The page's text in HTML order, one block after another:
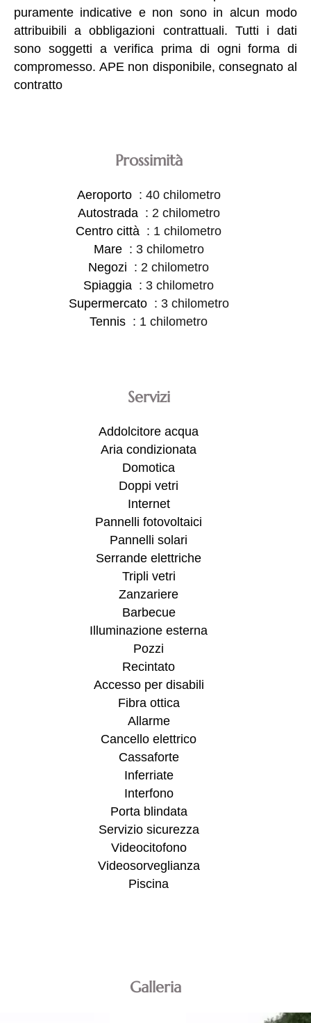
puramente indicative e non sono in alcun modo
attribuibili a obbligazioni contrattuali. Tutti i dati
sono soggetti a verifica prima di ogni forma di
compromesso. APE non disponibile, consegnato al
contratto
Prossimità
Aeroporto
40 chilometro
Autostrada
2 chilometro
Centro città
1 chilometro
Mare
3 chilometro
Negozi
2 chilometro
Spiaggia
3 chilometro
Supermercato
3 chilometro
Tennis
1 chilometro
Servizi
Addolcitore acqua
Aria condizionata
Domotica
Doppi vetri
Internet
Pannelli fotovoltaici
Pannelli solari
Serrande elettriche
Tripli vetri
Zanzariere
Barbecue
Illuminazione esterna
Pozzi
Recintato
Accesso per disabili
Fibra ottica
Allarme
Cancello elettrico
Cassaforte
Inferriate
Interfono
Porta blindata
Servizio sicurezza
Videocitofono
Videosorveglianza
Piscina
Galleria